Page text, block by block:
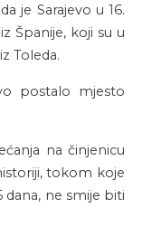
je Sarajevo u 16.
Španije, koji su u
Toleda.
postalo mjesto
na činjenicu
tokom koje
dana, ne smije biti